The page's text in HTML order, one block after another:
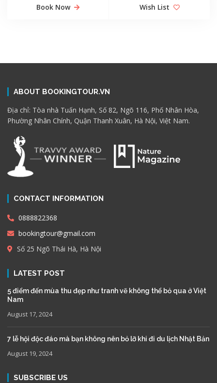
Book Now Wish List
ABOUT BOOKINGTOUR.VN
Địa chỉ: Tòa nhà Tuấn Hạnh, Số 82, Ngõ 116, Phố Nhân Hòa,
Phường Nhân Chính, Quận Thanh Xuân, Hà Nội, Việt Nam.
CONTACT INFORMATION
0888822368
bookingtour@gmail.com
Số 25 Ngõ Thái Hà, Hà Nội
LATEST POST
5 điểm đến mùa thu đẹp như tranh vẽ không thể bỏ qua ở Việt
Nam
August 17, 2024
7 lễ hội độc đáo mà bạn không nên bỏ lỡ khi đi du lịch Nhật Bản
August 19, 2024
SUBSCRIBE US